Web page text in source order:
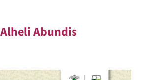
Alheli Abundis